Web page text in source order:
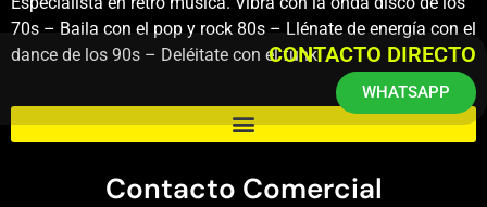
70s – Baila con el pop y rock 80s – Llénate de energía con el
dance de los 90s – Deléitate con el funk.
Contacto Comercial
CONTACTO DIRECTO
WHATSAPP